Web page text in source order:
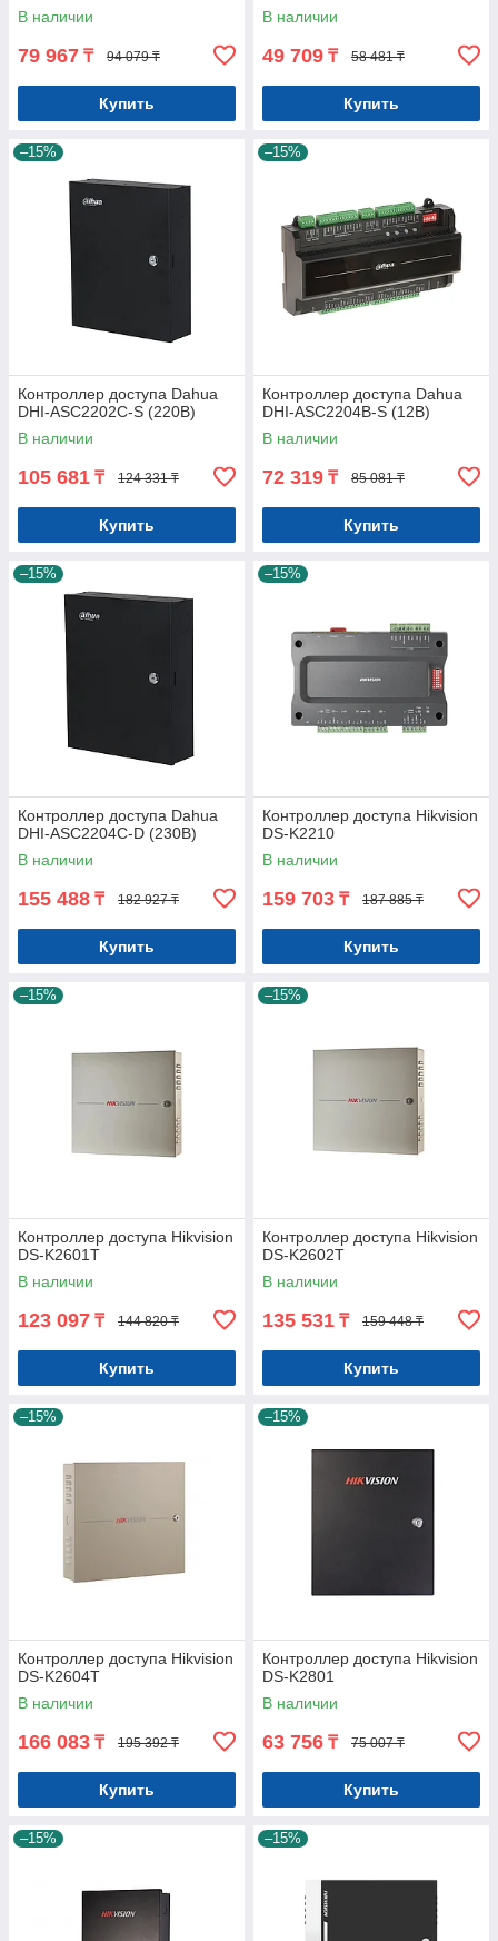
В наличии
79 967 ₸ 94 079 ₸
Купить
В наличии
49 709 ₸ 58 481 ₸
Купить
–15%
Контроллер доступа Dahua
DHI-ASC2202C-S (220В)
В наличии
105 681 ₸ 124 331 ₸
Купить
–15%
Контроллер доступа Dahua
DHI-ASC2204B-S (12В)
В наличии
72 319 ₸ 85 081 ₸
Купить
–15%
Контроллер доступа Dahua
DHI-ASC2204C-D (230В)
В наличии
155 488 ₸ 182 927 ₸
Купить
–15%
Контроллер доступа Hikvision
DS-K2210
В наличии
159 703 ₸ 187 885 ₸
Купить
–15%
Контроллер доступа Hikvision
DS-K2601T
В наличии
123 097 ₸ 144 820 ₸
Купить
–15%
Контроллер доступа Hikvision
DS-K2602T
В наличии
135 531 ₸ 159 448 ₸
Купить
–15%
Контроллер доступа Hikvision
DS-K2604T
В наличии
166 083 ₸ 195 392 ₸
Купить
–15%
Контроллер доступа Hikvision
DS-K2801
В наличии
63 756 ₸ 75 007 ₸
Купить
–15% –15%